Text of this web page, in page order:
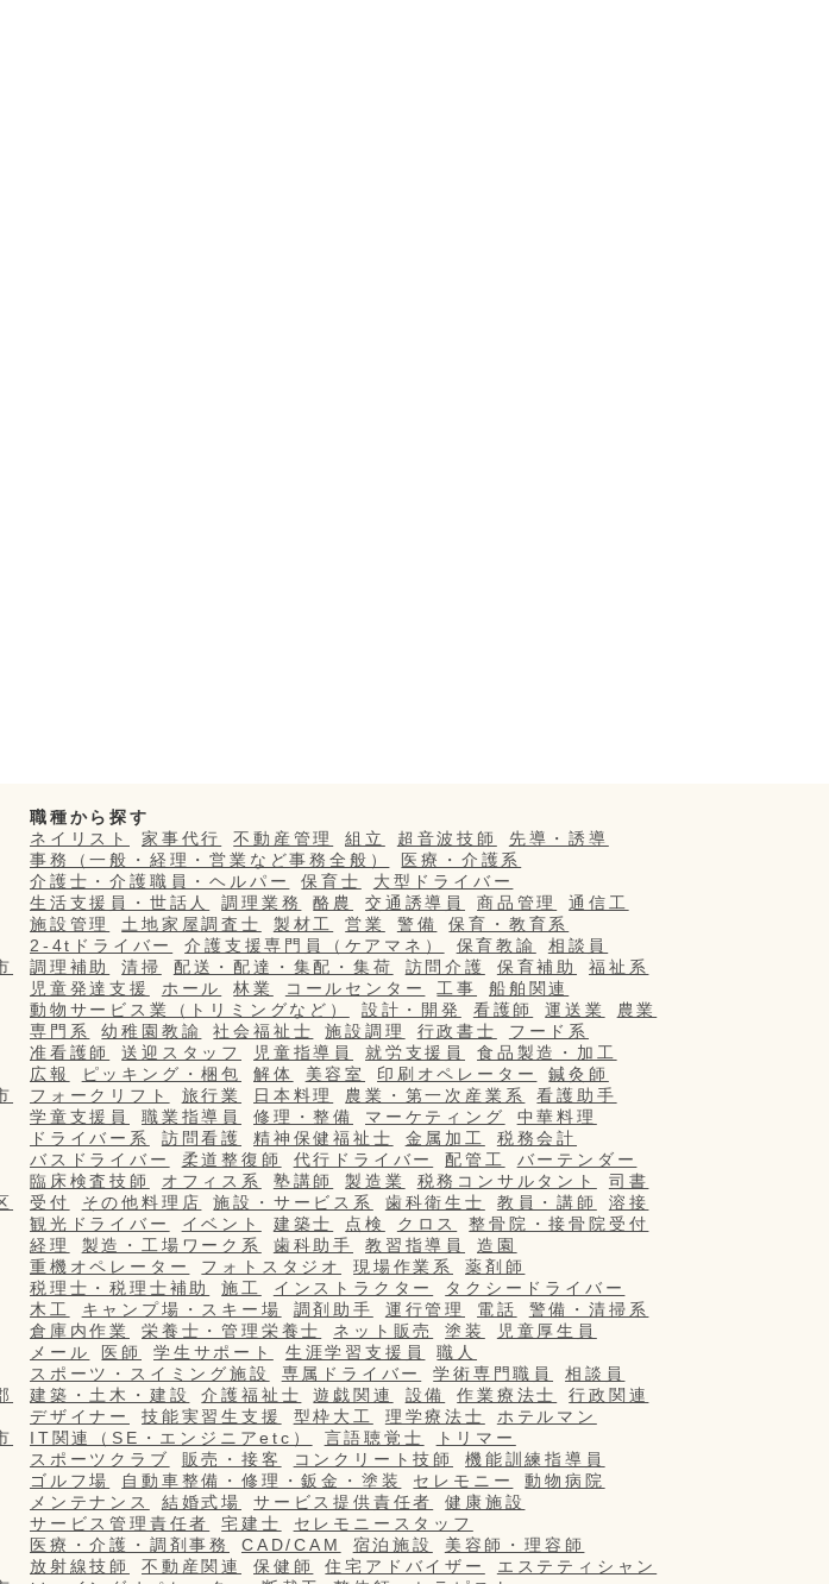
職種から探す
ネイリスト
家事代行 不動産管理 組立 超音波技師
先導・誘導
事務（一般・経理・営業など事務全般）
医療・介護系
介護士・介護職員・ヘルパー
保育士
大型ドライバー
生活支援員・世話人
調理業務 酪農 交通誘導員 商品管理
通信工
施設管理
土地家屋調査士 製材工 営業 警備
保育・教育系
2-4tドライバー
介護支援専門員（ケアマネ） 保育教諭
相談員
調理補助
清掃 配送・配達・集配・集荷 訪問介護 保育補助
福祉系
児童発達支援
ホール 林業 コールセンター 工事
船舶関連
動物サービス業（トリミングなど）
設計・開発 看護師 運送業
農業
専門系
幼稚園教諭 社会福祉士 施設調理 行政書士
フード系
准看護師
送迎スタッフ 児童指導員 就労支援員
食品製造・加工
広報
ピッキング・梱包 解体 美容室 印刷オペレーター
鍼灸師
フォークリフト
旅行業 日本料理 農業・第一次産業系
看護助手
学童支援員
職業指導員 修理・整備 マーケティング
中華料理
ドライバー系
訪問看護 精神保健福祉士 金属加工
税務会計
バスドライバー
柔道整復師 代行ドライバー 配管工
バーテンダー
臨床検査技師
オフィス系 塾講師 製造業 税務コンサルタント
司書
受付
その他料理店 施設・サービス系 歯科衛生士 教員・講師
溶接
観光ドライバー
イベント 建築士 点検 クロス
整骨院・接骨院受付
経理
製造・工場ワーク系 歯科助手 教習指導員
造園
重機オペレーター
フォトスタジオ 現場作業系
薬剤師
税理士・税理士補助
施工 インストラクター
タクシードライバー
木工
キャンプ場・スキー場 調剤助手 運行管理 電話
警備・清掃系
倉庫内作業
栄養士・管理栄養士 ネット販売 塗装
児童厚生員
メール
医師 学生サポート 生涯学習支援員
職人
スポーツ・スイミング施設
専属ドライバー 学術専門職員
相談員
建築・土木・建設
介護福祉士 遊戯関連 設備 作業療法士
行政関連
デザイナー
技能実習生支援 型枠大工 理学療法士
ホテルマン
IT関連（SE・エンジニアetc）
言語聴覚士
トリマー
スポーツクラブ
販売・接客 コンクリート技師
機能訓練指導員
ゴルフ場
自動車整備・修理・鈑金・塗装 セレモニー
動物病院
メンテナンス
結婚式場 サービス提供責任者
健康施設
サービス管理責任者
宅建士
セレモニースタッフ
医療・介護・調剤事務
CAD/CAM 宿泊施設
美容師・理容師
放射線技師
不動産関連 保健師 住宅アドバイザー
エステティシャン